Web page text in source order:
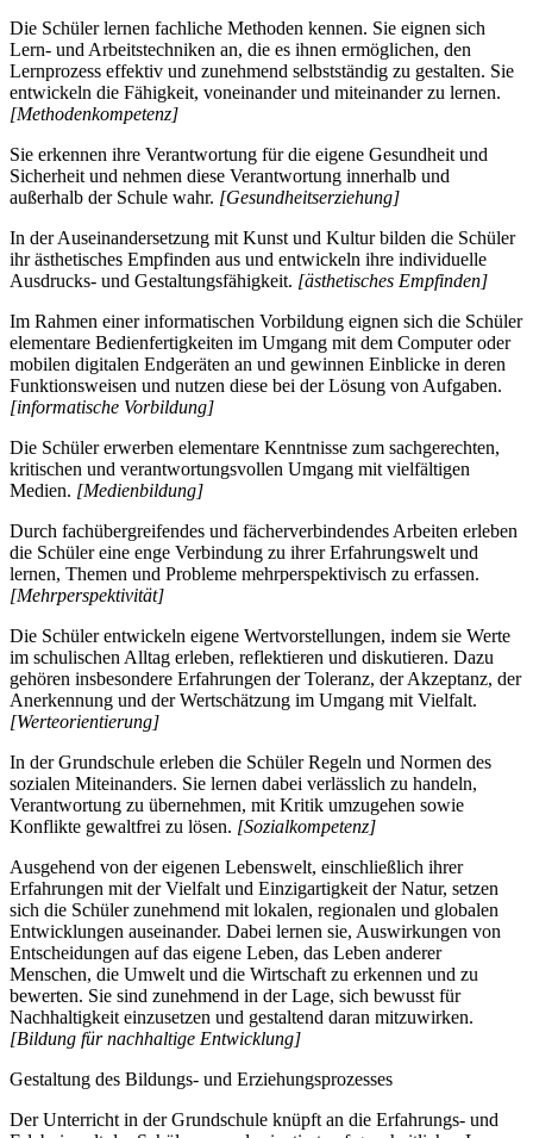
Die Schüler lernen fachliche Methoden kennen. Sie eignen sich
Lern- und Arbeitstechniken an, die es ihnen ermöglichen, den
Lernprozess effektiv und zunehmend selbstständig zu gestalten. Sie
entwickeln die Fähigkeit, voneinander und miteinander zu lernen.
[Methodenkompetenz]
Sie erkennen ihre Verantwortung für die eigene Gesundheit und
Sicherheit und nehmen diese Verantwortung innerhalb und
außerhalb der Schule wahr. [Gesundheitserziehung]
In der Auseinandersetzung mit Kunst und Kultur bilden die Schüler
ihr ästhetisches Empfinden aus und entwickeln ihre individuelle
Ausdrucks- und Gestaltungsfähigkeit. [ästhetisches Empfinden]
Im Rahmen einer informatischen Vorbildung eignen sich die Schüler
elementare Bedienfertigkeiten im Umgang mit dem Computer oder
mobilen digitalen Endgeräten an und gewinnen Einblicke in deren
Funktionsweisen und nutzen diese bei der Lösung von Aufgaben.
[informatische Vorbildung]
Die Schüler erwerben elementare Kenntnisse zum sachgerechten,
kritischen und verantwortungsvollen Umgang mit vielfältigen
Medien. [Medienbildung]
Durch fachübergreifendes und fächerverbindendes Arbeiten erleben
die Schüler eine enge Verbindung zu ihrer Erfahrungswelt und
lernen, Themen und Probleme mehrperspektivisch zu erfassen.
[Mehrperspektivität]
Die Schüler entwickeln eigene Wertvorstellungen, indem sie Werte
im schulischen Alltag erleben, reflektieren und diskutieren. Dazu
gehören insbesondere Erfahrungen der Toleranz, der Akzeptanz, der
Anerkennung und der Wertschätzung im Umgang mit Vielfalt.
[Werteorientierung]
In der Grundschule erleben die Schüler Regeln und Normen des
sozialen Miteinanders. Sie lernen dabei verlässlich zu handeln,
Verantwortung zu übernehmen, mit Kritik umzugehen sowie
Konflikte gewaltfrei zu lösen. [Sozialkompetenz]
Ausgehend von der eigenen Lebenswelt, einschließlich ihrer
Erfahrungen mit der Vielfalt und Einzigartigkeit der Natur, setzen
sich die Schüler zunehmend mit lokalen, regionalen und globalen
Entwicklungen auseinander. Dabei lernen sie, Auswirkungen von
Entscheidungen auf das eigene Leben, das Leben anderer
Menschen, die Umwelt und die Wirtschaft zu erkennen und zu
bewerten. Sie sind zunehmend in der Lage, sich bewusst für
Nachhaltigkeit einzusetzen und gestaltend daran mitzuwirken.
[Bildung für nachhaltige Entwicklung]
Gestaltung des Bildungs- und Erziehungsprozesses
Der Unterricht in der Grundschule knüpft an die Erfahrungs- und